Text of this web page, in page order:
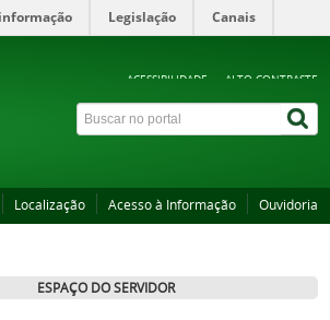
Legislação Canais
ACESSIBILIDADE ALTO CONTRASTE
Localização Acesso à Informação Ouvidoria
ESPAÇO DO SERVIDOR